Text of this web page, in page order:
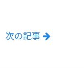
次の記事